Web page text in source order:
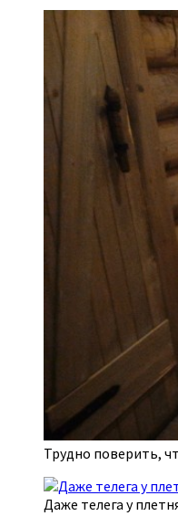
Трудно поверить,
Даже телега у